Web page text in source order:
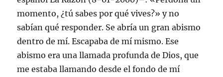
momento, ¿tú sabes por qué vives?» y no
sabían qué responder. Se abría un gran abismo
dentro de mí. Escapaba de mí mismo. Ese
abismo era una llamada profunda de Dios, que
me estaba llamando desde el fondo de mí